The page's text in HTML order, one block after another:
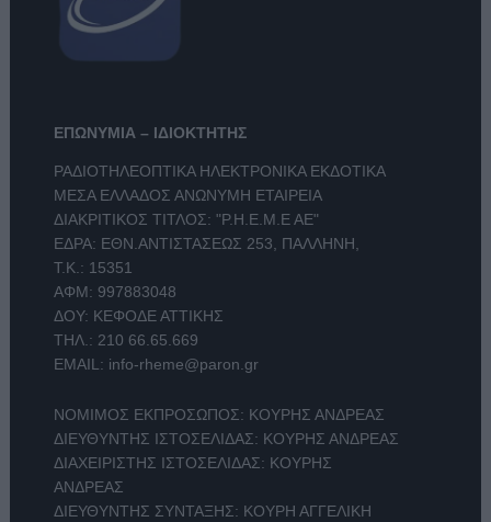
ΕΠΩΝΥΜΙΑ – ΙΔΙΟΚΤΗΤΗΣ
ΡΑΔΙΟΤΗΛΕΟΠΤΙΚΑ ΗΛΕΚΤΡΟΝΙΚΑ ΕΚΔΟΤΙΚΑ
ΜΕΣΑ ΕΛΛΑΔΟΣ ΑΝΩΝΥΜΗ ΕΤΑΙΡΕΙΑ
ΔΙΑΚΡΙΤΙΚΟΣ ΤΙΤΛΟΣ: "Ρ.Η.Ε.Μ.Ε ΑΕ"
ΕΔΡΑ: ΕΘΝ.ΑΝΤΙΣΤΑΣΕΩΣ 253, ΠΑΛΛΗΝΗ,
Τ.Κ.: 15351
ΑΦΜ: 997883048
ΔΟΥ: ΚΕΦΟΔΕ ΑΤΤΙΚΗΣ
ΤΗΛ.: 210 66.65.669
EMAIL: info-rheme@paron.gr
ΝΟΜΙΜΟΣ ΕΚΠΡΟΣΩΠΟΣ: ΚΟΥΡΗΣ ΑΝΔΡΕΑΣ
ΔΙΕΥΘΥΝΤΗΣ ΙΣΤΟΣΕΛΙΔΑΣ: ΚΟΥΡΗΣ ΑΝΔΡΕΑΣ
ΔΙΑΧΕΙΡΙΣΤΗΣ ΙΣΤΟΣΕΛΙΔΑΣ: ΚΟΥΡΗΣ
ΑΝΔΡΕΑΣ
ΔΙΕΥΘΥΝΤΗΣ ΣΥΝΤΑΞΗΣ: ΚΟΥΡΗ ΑΓΓΕΛΙΚΗ